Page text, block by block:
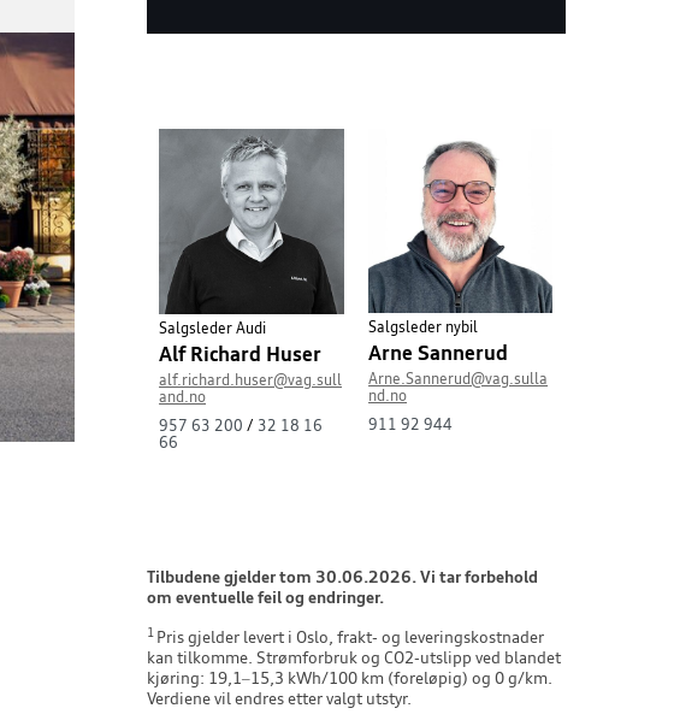
Salgsleder Audi
Alf Richard Huser
alf.richard.huser@vag.sull
and.no
957 63 200 / 32 18 16
66
Salgsleder nybil
Arne Sannerud
Arne.Sannerud@vag.sulla
nd.no
911 92 944
Tilbudene gjelder tom 30.06.2026. Vi tar forbehold
om eventuelle feil og endringer.
1 Pris gjelder levert i Oslo, frakt- og leveringskostnader
kan tilkomme. Strømforbruk og CO2-utslipp ved blandet
kjøring: 19,1–15,3 kWh/100 km (foreløpig) og 0 g/km.
Verdiene vil endres etter valgt utstyr.